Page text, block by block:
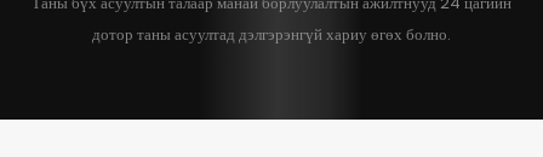
дотор таны асуултад дэлгэрэнгүй хариу өгөх болно.